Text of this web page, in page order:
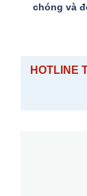
chóng và
HOTLINE